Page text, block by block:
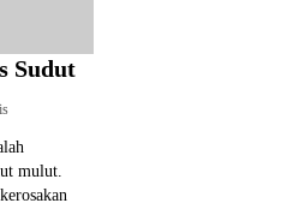
Sudut
mulut.